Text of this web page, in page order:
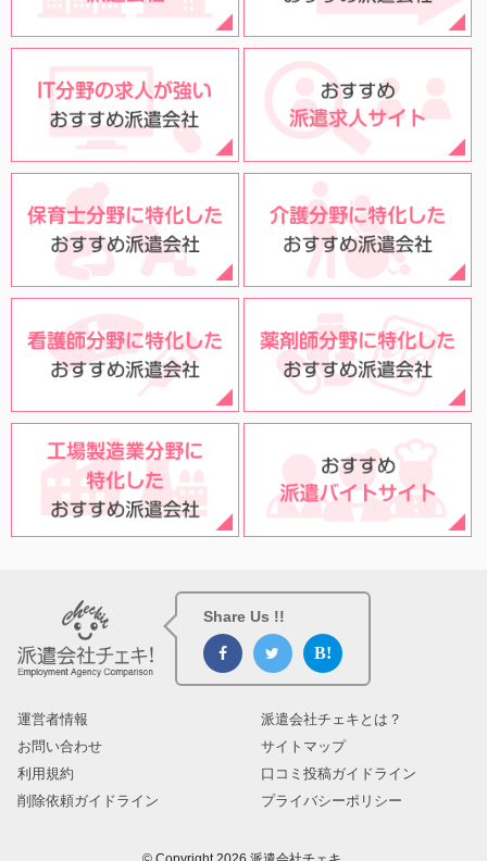
Share Us !!
運営者情報
派遣会社チェキとは？
お問い合わせ
サイトマップ
利用規約
口コミ投稿ガイドライン
削除依頼ガイドライン
プライバシーポリシー